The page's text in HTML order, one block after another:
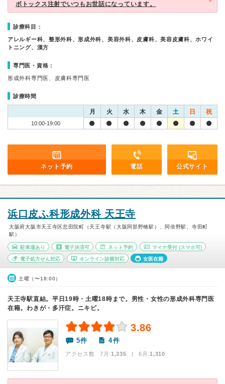
ボトックス注射でいつもお世話になっています。
診療科目：
アレルギー科、整形外科、形成外科、美容外科、皮膚科、美容皮膚科、ホワイ
トニング、漢方
専門医・資格：
形成外科専門医、皮膚科専門医
診療時間
月 火 水 木 金 土 日 祝
10:00-19:00
ネット予約 電話 公式サイト
浜口皮ふ科形成外科 天王寺
大阪府大阪市天王寺区悲田院町（天王寺駅（大阪阿部野橋駅）、阿倍野駅、寺田町
駅）
駐車場あり 電子決済可 ネット予約 マイナ受付 (スマホ可)
電子処方せん対応 オンライン診療対応 女医在籍
土曜（〜18:00）
天王寺駅直結。平日19時・土曜18時まで。男性・女性の形成外科専門医
在籍。わきが・多汗症。ニキビ。
3.86
5件 4件
アクセス数 7月:1,335 | 6月:1,310